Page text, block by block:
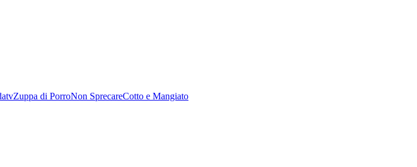
Zuppa di PorroNon SprecareCotto e Mangiato